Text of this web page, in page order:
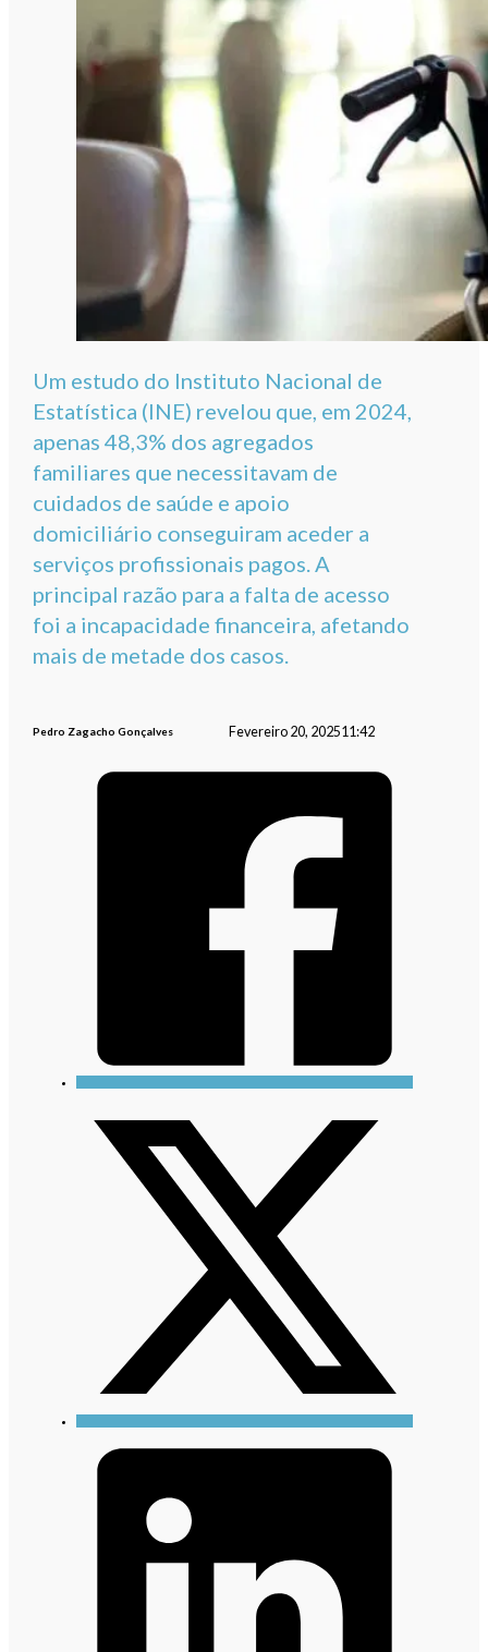
Um estudo do Instituto Nacional de
Estatística (INE) revelou que, em 2024,
apenas 48,3% dos agregados
familiares que necessitavam de
cuidados de saúde e apoio
domiciliário conseguiram aceder a
serviços profissionais pagos. A
principal razão para a falta de acesso
foi a incapacidade financeira, afetando
mais de metade dos casos.
Pedro Zagacho Gonçalves Fevereiro 20, 202511:42